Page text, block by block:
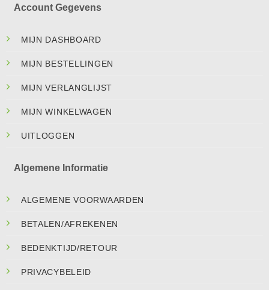
Account Gegevens
MIJN DASHBOARD
MIJN BESTELLINGEN
MIJN VERLANGLIJST
MIJN WINKELWAGEN
UITLOGGEN
Algemene Informatie
ALGEMENE VOORWAARDEN
BETALEN/AFREKENEN
BEDENKTIJD/RETOUR
PRIVACYBELEID